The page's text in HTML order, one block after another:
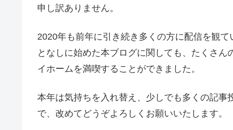
申し訳ありません。
2020年も前年に引き続き多くの方に配信を観
となしに始めた本ブログに関しても、たくさ
イホームを満喫することができました。
本年は気持ちを入れ替え、少しでも多くの記
で、改めてどうぞよろしくお願いいたします。